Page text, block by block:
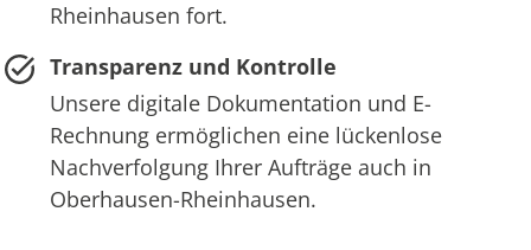
Rheinhausen fort.
Transparenz und Kontrolle
Unsere digitale Dokumentation und E-
Rechnung ermöglichen eine lückenlose
Nachverfolgung Ihrer Aufträge auch in
Oberhausen-Rheinhausen.